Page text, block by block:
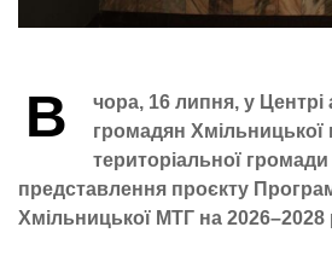
В
чора, 16 липня, у Центрі
громадян Хмільницької
територіальної громади
представлення проєкту
Хмільницької МТГ на 2026–2028